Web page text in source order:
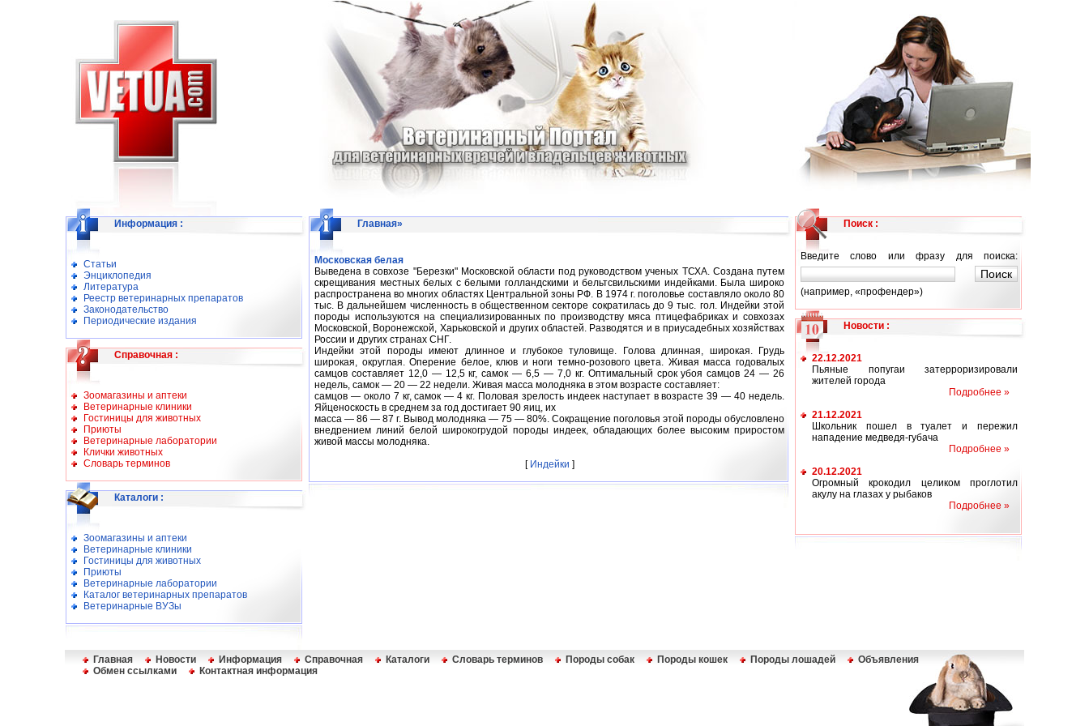
Информация :
Статьи
Энциклопедия
Литература
Реестр ветеринарных препаратов
Законодательство
Периодические издания
Справочная :
Зоомагазины и аптеки
Ветеринарные клиники
Гостиницы для животных
Приюты
Ветеринарные лаборатории
Клички животных
Словарь терминов
Каталоги :
Зоомагазины и аптеки
Ветеринарные клиники
Гостиницы для животных
Приюты
Ветеринарные лаборатории
Каталог ветеринарных препаратов
Ветеринарные ВУЗы
Главная»
Московская белая
Выведена в совхозе "Березки" Московской области под руководством ученых ТСХА. Создана путем
скрещивания местных белых с белыми голландскими и бельтсвильскими индейками. Была широко
распространена во многих областях Центральной зоны РФ. В 1974 г. поголовье составляло около 80
тыс. В дальнейшем численность в общественном секторе сократилась до 9 тыс. гол. Индейки этой
породы используются на специализированных по производству мяса птицефабриках и совхозах
Московской, Воронежской, Харьковской и других областей. Разводятся и в приусадебных хозяйствах
России и других странах СНГ.
Индейки этой породы имеют длинное и глубокое туловище. Голова длинная, широкая. Грудь
широкая, округлая. Оперение белое, клюв и ноги темно-розового цвета. Живая масса годовалых
самцов составляет 12,0 — 12,5 кг, самок — 6,5 — 7,0 кг. Оптимальный срок убоя самцов 24 — 26
недель, самок — 20 — 22 недели. Живая масса молодняка в этом возрасте составляет:
самцов — около 7 кг, самок — 4 кг. Половая зрелость индеек наступает в возрасте 39 — 40 недель.
Яйценоскость в среднем за год достигает 90 яиц, их
масса — 86 — 87 г. Вывод молодняка — 75 — 80%. Сокращение поголовья этой породы обусловлено
внедрением линий белой широкогрудой породы индеек, обладающих более высоким приростом
живой массы молодняка.
[ Индейки ]
Поиск :
Введите слово или фразу для поиска:
(например, «профендер»)
Новости :
22.12.2021
Пьяные попугаи затерроризировали
жителей города
Подробнее »
21.12.2021
Школьник пошел в туалет и пережил
нападение медведя-губача
Подробнее »
20.12.2021
Огромный крокодил целиком проглотил
акулу на глазах у рыбаков
Подробнее »
Главная Новости Информация Справочная Каталоги Словарь терминов Породы собак Породы кошек Породы лошадей
Объявления
Обмен ссылками
Контактная информация